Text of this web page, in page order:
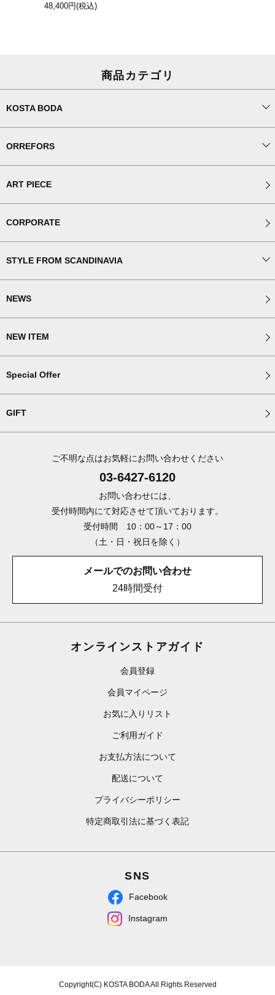
48,400円(税込)
商品カテゴリ
KOSTA BODA
ORREFORS
ART PIECE
CORPORATE
STYLE FROM SCANDINAVIA
NEWS
NEW ITEM
Special Offer
GIFT
ご不明な点はお気軽にお問い合わせください
03-6427-6120
お問い合わせには、
受付時間内にて対応させて頂いております。
受付時間 10：00～17：00
（土・日・祝日を除く）
メールでのお問い合わせ
24時間受付
オンラインストアガイド
会員登録
会員マイページ
お気に入りリスト
ご利用ガイド
お支払方法について
配送について
プライバシーポリシー
特定商取引法に基づく表記
SNS
Facebook
Instagram
Copyright(C) KOSTA BODA All Rights Reserved